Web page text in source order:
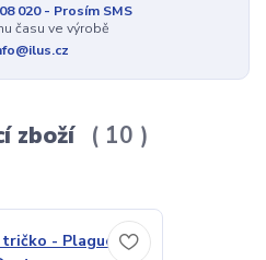
020 - Prosím SMS
času ve výrobě
zboží 10